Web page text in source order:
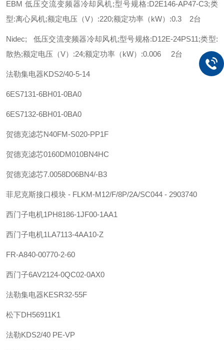
EBM 低压交流变频器冷却风机;型号规格:D2E146-AP47-C3;类
型:离心风机;额定电压（V）:220;额定功率（kW）:0.3 2台
Nidec; 低压交流变频器冷却风机;型号规格:D12E-24PS11;类型:
散热;额定电压（V）:24;额定功率（kW）:0.006 2台
法勒集电器KDS2/40-5-14
6ES7131-6BH01-0BA0
6ES7132-6BH01-0BA0
贺德克滤芯N40FM-S020-PP1F
贺德克滤芯0160DM010BN4HC
贺德克滤芯7.0058D06BN4/-B3
菲尼克斯接口模块 - FLKM-M12/F/8P/2A/SC044 - 2903740
西门子电机1PH8186-1JF00-1AA1
西门子电机1LA7113-4AA10-Z
FR-A840-00770-2-60
西门子6AV2124-0QC02-0AX0
法勒集电器KESR32-55F
松下DH56911K1
法勒KDS2/40 PE-VP